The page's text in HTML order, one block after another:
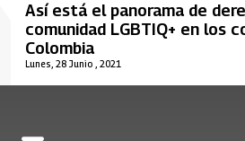
Lunes, 28 Junio , 2021
Así está el panorama de
comunidad LGBTIQ+ en los
Colombia